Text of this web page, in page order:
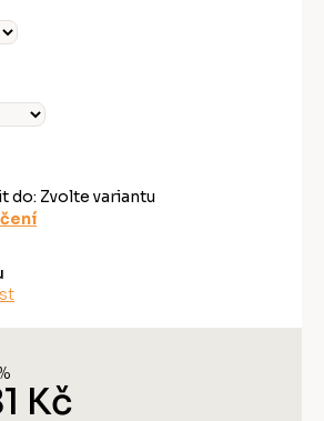
do: Zvolte variantu
Kč